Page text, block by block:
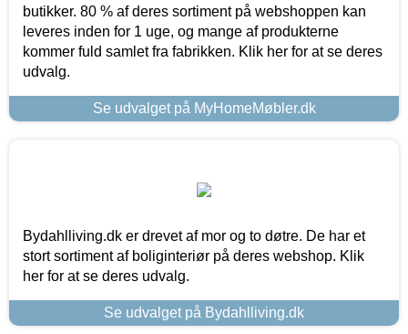
butikker. 80 % af deres sortiment på webshoppen kan
leveres inden for 1 uge, og mange af produkterne
kommer fuld samlet fra fabrikken. Klik her for at se deres
udvalg.
Se udvalget på MyHomeMøbler.dk
Bydahlliving.dk er drevet af mor og to døtre. De har et
stort sortiment af boliginteriør på deres webshop. Klik
her for at se deres udvalg.
Se udvalget på Bydahlliving.dk